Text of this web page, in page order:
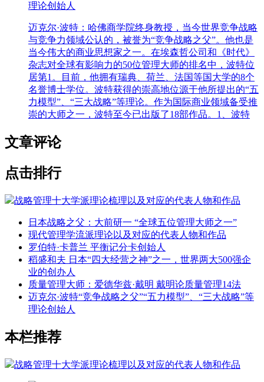
理论创始人
迈克尔·波特：哈佛商学院终身教授，当今世界竞争战略
与竞争力领域公认的，被誉为“竞争战略之父”。他也是
当今伟大的商业思想家之一。在埃森哲公司和《时代》
杂志对全球有影响力的50位管理大师的排名中，波特位
居第1。目前，他拥有瑞典、荷兰、法国等国大学的8个
名誉博士学位。波特获得的崇高地位源于他所提出的“五
力模型”、“三大战略”等理论。作为国际商业领域备受推
崇的大师之一，波特至今已出版了18部作品。1、波特
文章评论
点击排行
战略管理十大学派理论梳理以及对应的代表人物和作品
日本战略之父：大前研一 “全球五位管理大师之一”
现代管理学流派理论以及对应的代表人物和作品
罗伯特·卡普兰 平衡记分卡创始人
稻盛和夫 日本“四大经营之神”之一，世界两大500强企
业的创办人
质量管理大师：爱德华兹·戴明 戴明论质量管理14法
迈克尔·波特“竞争战略之父”“五力模型”、“三大战略”等
理论创始人
本栏推荐
战略管理十大学派理论梳理以及对应的代表人物和作品